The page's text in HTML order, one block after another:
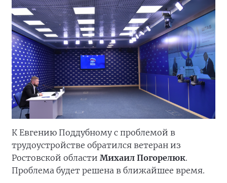
К Евгению Поддубному с проблемой в
трудоустройстве обратился ветеран из
Ростовской области Михаил Погорелюк.
Проблема будет решена в ближайшее время.